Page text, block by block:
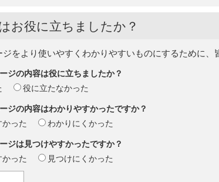
お役に立ちましたか？
をより使いやすくわかりやすいものにするために、
ジの内容は役に立ちましたか？
役に立たなかった
ジの内容はわかりやすかったですか？
った
わかりにくかった
ジは見つけやすかったですか？
かった
見つけにくかった